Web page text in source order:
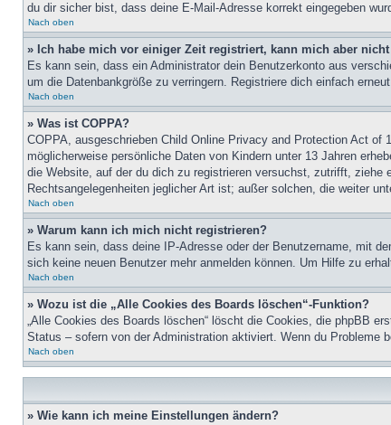
du dir sicher bist, dass deine E-Mail-Adresse korrekt eingegeben
Nach oben
» Ich habe mich vor einiger Zeit registriert, kann mich aber
Es kann sein, dass ein Administrator dein Benutzerkonto aus
um die Datenbankgröße zu verringern. Registriere dich einfach
Nach oben
» Was ist COPPA?
COPPA, ausgeschrieben Child Online Privacy and Protection Act
möglicherweise persönliche Daten von Kindern unter 13 Jahren
die Website, auf der du dich zu registrieren versuchst, zutrifft,
Rechtsangelegenheiten jeglicher Art ist; außer solchen, die weiter
Nach oben
» Warum kann ich mich nicht registrieren?
Es kann sein, dass deine IP-Adresse oder der Benutzername, mit
sich keine neuen Benutzer mehr anmelden können. Um Hilfe zu
Nach oben
» Wozu ist die „Alle Cookies des Boards löschen“-Funktion?
„Alle Cookies des Boards löschen“ löscht die Cookies, die phpBB
Status – sofern von der Administration aktiviert. Wenn du Probleme
Nach oben
» Wie kann ich meine Einstellungen ändern?